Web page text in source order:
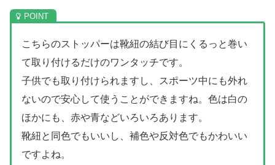
こちらのストッパーは靴紐の結び目にくるっと巻い
て取り付けるだけのワンタッチです。
子供でも取り付けられますし、スポーツ中にも外れ
ないので安心して使うことができますね。色は白の
ほかにも、赤や青などいろいろあります。
靴紐と同色でもいいし、補色や反対色でもかわいい
ですよね。